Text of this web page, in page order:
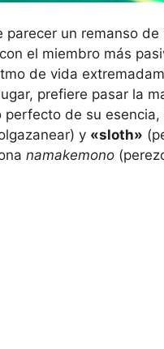
parecer un remanso de
el miembro más
de vida
prefiere pasar la
perfecto de su
y «sloth»
namakemono